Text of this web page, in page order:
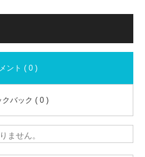
ント ( 0 )
クバック ( 0 )
ません。